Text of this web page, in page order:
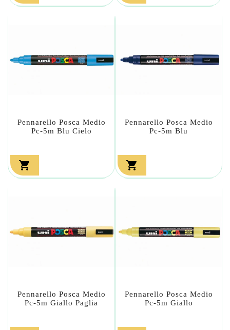
Pennarello Posca Medio
Pc-5m Blu Cielo

Pennarello Posca Medio
Pc-5m Blu

Pennarello Posca Medio
Pc-5m Giallo Paglia
Pennarello Posca Medio
Pc-5m Giallo